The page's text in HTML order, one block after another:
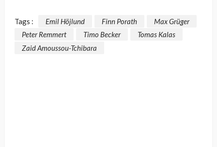
Tags : Emil Höjlund Finn Porath
Max Grüger
Peter Remmert
Timo Becker
Tomas Kalas
Zaid Amoussou-Tchibara